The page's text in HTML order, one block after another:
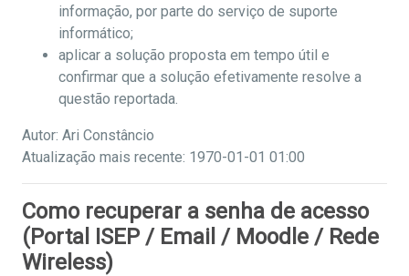
informação, por parte do serviço de suporte
informático;
aplicar a solução proposta em tempo útil e
confirmar que a solução efetivamente resolve a
questão reportada.
Autor: Ari Constâncio
Atualização mais recente: 1970-01-01 01:00
Como recuperar a senha de acesso
(Portal ISEP / Email / Moodle / Rede
Wireless)